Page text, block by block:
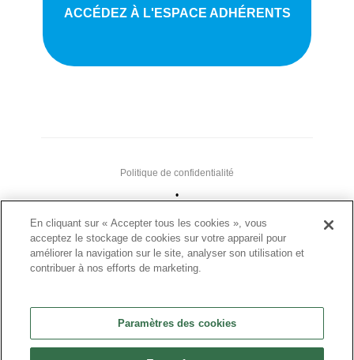
ACCÉDEZ À L'ESPACE ADHÉRENTS
Plan du site
Liens utiles
•
Nous contacter
•
Politique de confidentialité
•
Paramètres des cookies
En cliquant sur « Accepter tous les cookies », vous
acceptez le stockage de cookies sur votre appareil pour
améliorer la navigation sur le site, analyser son utilisation et
contribuer à nos efforts de marketing.
Paramètres des cookies